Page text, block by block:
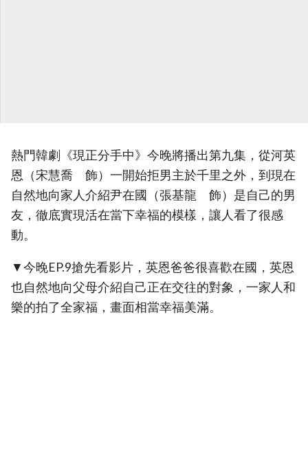
熱門韓劇《現正分手中》今晚將播出第九集，從河英
恩（宋慧喬 飾）一開始拒男主於千里之外，到現在
自然地向家人介紹尹在國（張基龍 飾）是自己的男
友，徹底實現活在當下幸福的模樣，讓人看了很感
動。
▼今晚EP.9搶先看影片，英恩爸爸很喜歡在國，英恩
也自然地向父母介紹自己正在交往的對象，一家人和
樂的拍了全家福，畫面相當幸福美滿。